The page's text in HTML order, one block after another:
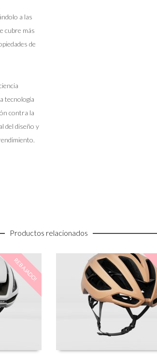
a las
cubre más
de
tecnología
contra la
del diseño y
Productos relacionados
REBAJADO!